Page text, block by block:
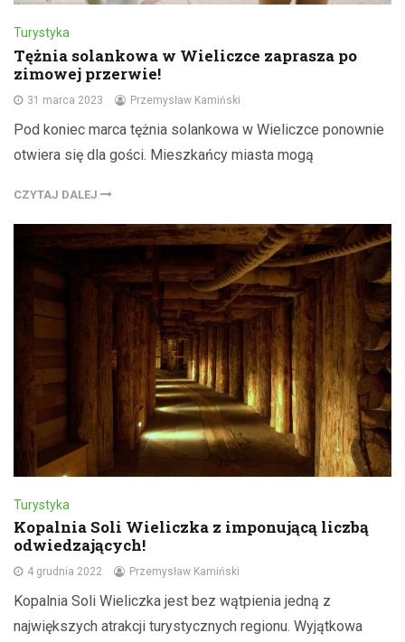
Turystyka
Tężnia solankowa w Wieliczce zaprasza po
zimowej przerwie!
31 marca 2023 Przemysław Kamiński
Pod koniec marca tężnia solankowa w Wieliczce ponownie
otwiera się dla gości. Mieszkańcy miasta mogą
CZYTAJ DALEJ
Turystyka
Kopalnia Soli Wieliczka z imponującą liczbą
odwiedzających!
4 grudnia 2022 Przemysław Kamiński
Kopalnia Soli Wieliczka jest bez wątpienia jedną z
największych atrakcji turystycznych regionu. Wyjątkowa